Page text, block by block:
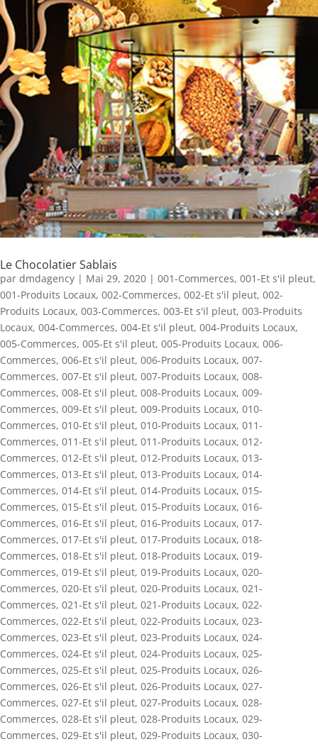
Le Chocolatier Sablais
par dmdagency | Mai 29, 2020 | 001-Commerces, 001-Et s'il pleut,
001-Produits Locaux, 002-Commerces, 002-Et s'il pleut, 002-
Produits Locaux, 003-Commerces, 003-Et s'il pleut, 003-Produits
Locaux, 004-Commerces, 004-Et s'il pleut, 004-Produits Locaux,
005-Commerces, 005-Et s'il pleut, 005-Produits Locaux, 006-
Commerces, 006-Et s'il pleut, 006-Produits Locaux, 007-
Commerces, 007-Et s'il pleut, 007-Produits Locaux, 008-
Commerces, 008-Et s'il pleut, 008-Produits Locaux, 009-
Commerces, 009-Et s'il pleut, 009-Produits Locaux, 010-
Commerces, 010-Et s'il pleut, 010-Produits Locaux, 011-
Commerces, 011-Et s'il pleut, 011-Produits Locaux, 012-
Commerces, 012-Et s'il pleut, 012-Produits Locaux, 013-
Commerces, 013-Et s'il pleut, 013-Produits Locaux, 014-
Commerces, 014-Et s'il pleut, 014-Produits Locaux, 015-
Commerces, 015-Et s'il pleut, 015-Produits Locaux, 016-
Commerces, 016-Et s'il pleut, 016-Produits Locaux, 017-
Commerces, 017-Et s'il pleut, 017-Produits Locaux, 018-
Commerces, 018-Et s'il pleut, 018-Produits Locaux, 019-
Commerces, 019-Et s'il pleut, 019-Produits Locaux, 020-
Commerces, 020-Et s'il pleut, 020-Produits Locaux, 021-
Commerces, 021-Et s'il pleut, 021-Produits Locaux, 022-
Commerces, 022-Et s'il pleut, 022-Produits Locaux, 023-
Commerces, 023-Et s'il pleut, 023-Produits Locaux, 024-
Commerces, 024-Et s'il pleut, 024-Produits Locaux, 025-
Commerces, 025-Et s'il pleut, 025-Produits Locaux, 026-
Commerces, 026-Et s'il pleut, 026-Produits Locaux, 027-
Commerces, 027-Et s'il pleut, 027-Produits Locaux, 028-
Commerces, 028-Et s'il pleut, 028-Produits Locaux, 029-
Commerces, 029-Et s'il pleut, 029-Produits Locaux, 030-